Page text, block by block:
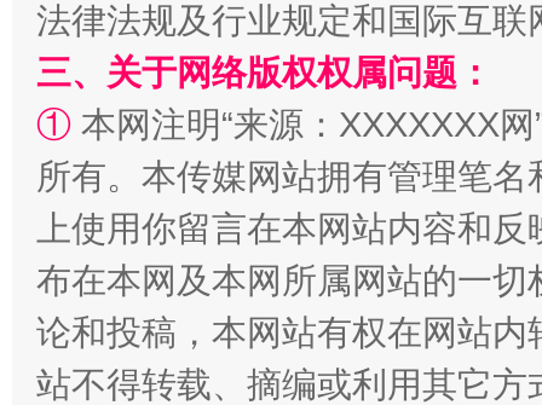
国家大学科技园优化重塑工作
法律法规及行业规定和国际互
三、关于网络版权权属问题：
① 本网注明“来源：XXXXXXX
所有。本传媒网站拥有管理笔
上使用你留言在本网站内容和
布在本网及本网所属网站的一
论和投稿，本网站有权在网站
站不得转载、摘编或利用其它